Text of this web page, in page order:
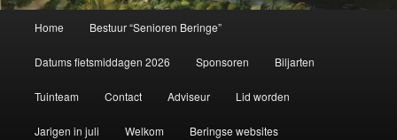
Home Bestuur “Senioren Beringe”
Datums fietsmiddagen 2026 Sponsoren Biljarten
Tuinteam Contact Adviseur Lid worden
Jarigen in juli Welkom Beringse websites